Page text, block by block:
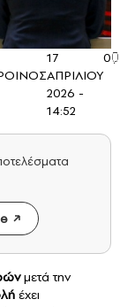
17
ΑΠΡΙΛΙΟΥ
2026 -
14:52
0
μετά την
έχει